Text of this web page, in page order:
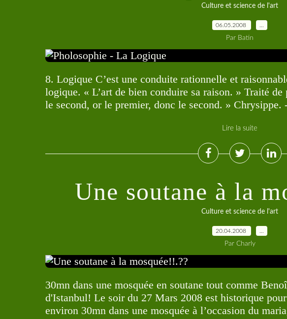
Culture et science de l'art
06.05.2008
Par Batin
8. Logique C’est une conduite rationnelle et
logique. « L’art de bien conduire sa raison. » Traité
le second, or le premier, donc le second. » Chrysippe.
Lire la suite
Une soutane à la
Culture et science de l'art
20.04.2008
Par Charly
30mn dans une mosquée en soutane tout comme
d'Istanbul! Le soir du 27 Mars 2008 est historique
environ 30mn dans une mosquée à l’occasion du